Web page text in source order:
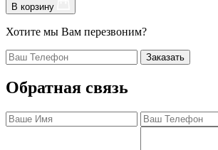
В корзину
Хотите мы Вам перезвоним?
Заказать
Обратная связь